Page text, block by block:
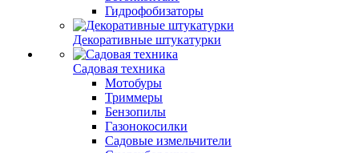
Гидрофобизаторы
Декоративные штукатурки
Садовая техника
Мотобуры
Триммеры
Бензопилы
Газонокосилки
Садовые измельчители